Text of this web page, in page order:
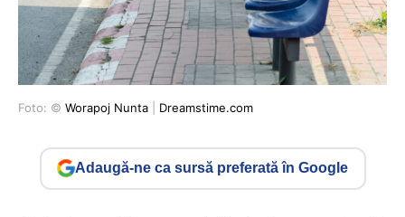
Foto: © Worapoj Nunta Dreamstime.com
Adaugă-ne ca sursă preferată în Google